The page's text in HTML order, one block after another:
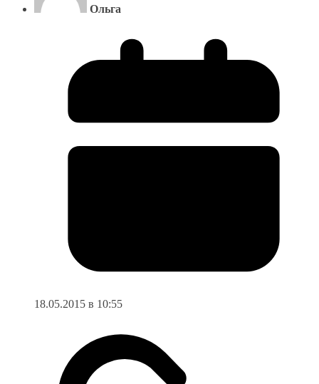
Ольга
18.05.2015 в 10:55